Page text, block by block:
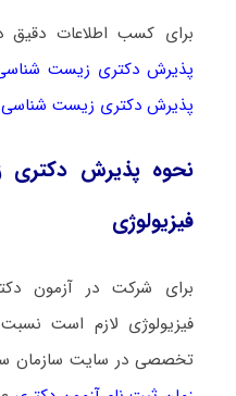
برای کسب اطلاعات
پذیرش دکتری زیست شناسی
پذیرش دکتری زیست شناسی
نحوه پذیرش
ﻓﻴﺰﻳﻮﻟﻮژی
برای شرکت در آزمون
ﻓﻴﺰﻳﻮﻟﻮژی لازم است
تخصصی در سایت سازمان